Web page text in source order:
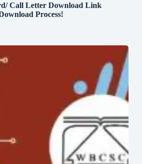
Call Letter Download Link
Process!